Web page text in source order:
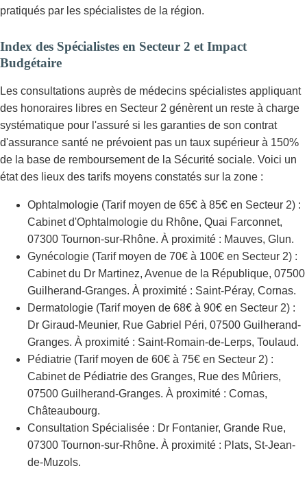
pratiqués par les spécialistes de la région.
Index des Spécialistes en Secteur 2 et Impact
Budgétaire
Les consultations auprès de médecins spécialistes appliquant
des honoraires libres en Secteur 2 génèrent un reste à charge
systématique pour l'assuré si les garanties de son contrat
d'assurance santé ne prévoient pas un taux supérieur à 150%
de la base de remboursement de la Sécurité sociale. Voici un
état des lieux des tarifs moyens constatés sur la zone :
Ophtalmologie (Tarif moyen de 65€ à 85€ en Secteur 2) :
Cabinet d'Ophtalmologie du Rhône, Quai Farconnet,
07300 Tournon-sur-Rhône. À proximité : Mauves, Glun.
Gynécologie (Tarif moyen de 70€ à 100€ en Secteur 2) :
Cabinet du Dr Martinez, Avenue de la République, 07500
Guilherand-Granges. À proximité : Saint-Péray, Cornas.
Dermatologie (Tarif moyen de 68€ à 90€ en Secteur 2) :
Dr Giraud-Meunier, Rue Gabriel Péri, 07500 Guilherand-
Granges. À proximité : Saint-Romain-de-Lerps, Toulaud.
Pédiatrie (Tarif moyen de 60€ à 75€ en Secteur 2) :
Cabinet de Pédiatrie des Granges, Rue des Mûriers,
07500 Guilherand-Granges. À proximité : Cornas,
Châteaubourg.
Consultation Spécialisée : Dr Fontanier, Grande Rue,
07300 Tournon-sur-Rhône. À proximité : Plats, St-Jean-
de-Muzols.